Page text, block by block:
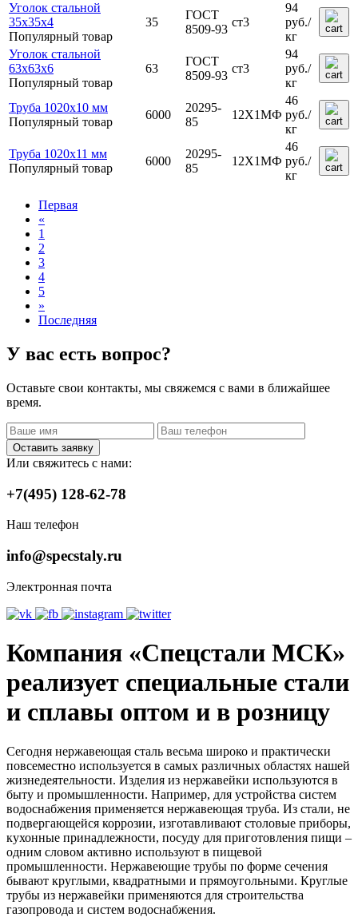
Уголок стальной
35х35х4
Популярный товар
35
ГОСТ
8509-93
ст3
94
руб./
кг
Уголок стальной
63х63х6
Популярный товар
63
ГОСТ
8509-93
ст3
94
руб./
кг
Труба 1020х10 мм
Популярный товар
6000
20295-
85
12Х1МФ
46
руб./
кг
Труба 1020х11 мм
Популярный товар
6000
20295-
85
12Х1МФ
46
руб./
кг
Первая
«
1
2
3
4
5
»
Последняя
У вас есть вопрос?
Оставьте свои контакты, мы свяжемся с вами в ближайшее
время.
Оставить заявку
Или свяжитесь с нами:
+7(495) 128-62-78
Наш телефон
info@specstaly.ru
Электронная почта
Компания «Спецстали МСК»
реализует специальные стали
и сплавы оптом и в розницу
Сегодня нержавеющая сталь весьма широко и практически
повсеместно используется в самых различных областях нашей
жизнедеятельности. Изделия из нержавейки используются в
быту и промышленности. Например, для устройства систем
водоснабжения применяется нержавеющая труба. Из стали, не
подвергающейся коррозии, изготавливают столовые приборы,
кухонные принадлежности, посуду для приготовления пищи –
одним словом активно используют в пищевой
промышленности. Нержавеющие трубы по форме сечения
бывают круглыми, квадратными и прямоугольными. Круглые
трубы из нержавейки применяются для строительства
газопровода и систем водоснабжения.